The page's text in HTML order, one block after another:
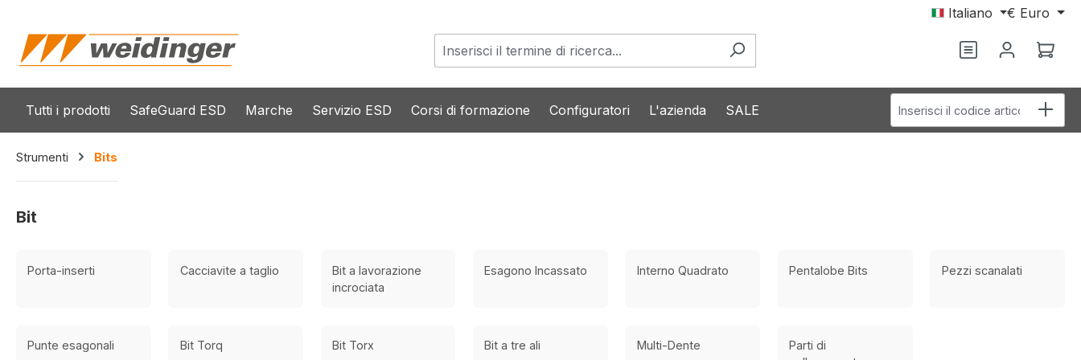
Italiano € Euro
Il
Tutti i prodotti SafeGuard ESD Marche Servizio ESD Corsi di formazione Configuratori L'azienda SALE Inserisci il codice articolo
Strumenti Bits
Bit
Porta-inserti Cacciavite a taglio
Bit a lavorazione
incrociata
Esagono Incassato Interno Quadrato Pentalobe Bits Pezzi scanalati
Punte esagonali Bit Torq Bit Torx Bit a tre ali Multi-Dente
Parti di